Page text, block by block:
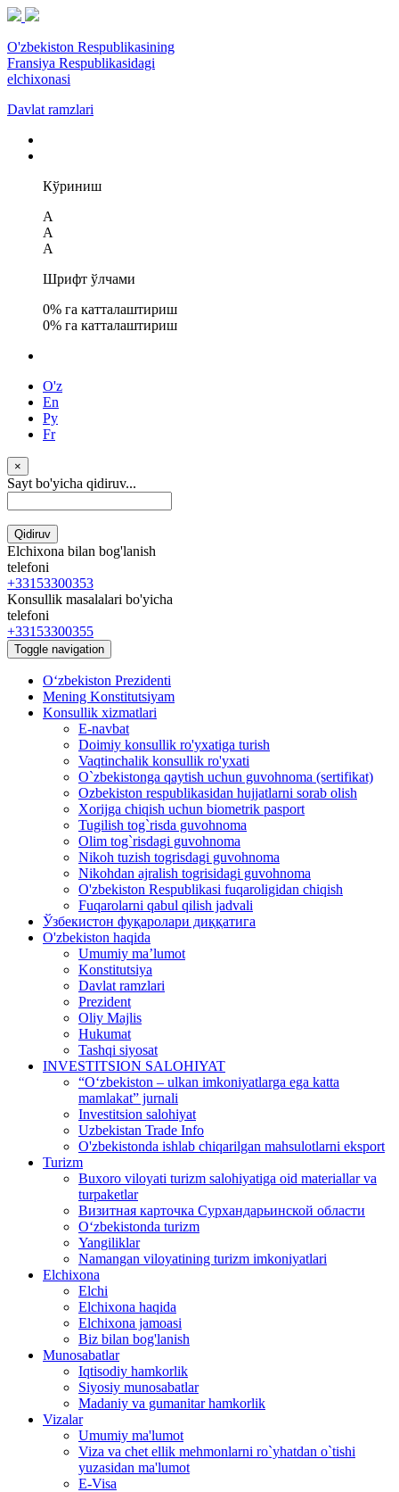
O'zbekiston Respublikasining
Fransiya Respublikasidagi
elchixonasi
Davlat ramzlari
Кўриниш
A
A
A
Шрифт ўлчами
0% га катталаштириш
0% га катталаштириш
O'z
En
Ру
Fr
×
Sayt bo'yicha qidiruv...
Qidiruv
Elchixona bilan bog'lanish
telefoni
+33153300353
Konsullik masalalari bo'yicha
telefoni
+33153300355
Toggle navigation
Oʻzbekiston Prezidenti
Mening Konstitutsiyam
Konsullik xizmatlari
E-navbat
Doimiy konsullik ro'yxatiga turish
Vaqtinchalik konsullik ro'yxati
O`zbekistonga qaytish uchun guvohnoma (sertifikat)
Ozbekiston respublikasidan hujjatlarni sorab olish
Xorijga chiqish uchun biometrik pasport
Tugilish tog`risda guvohnoma
Olim tog`risdagi guvohnoma
Nikoh tuzish togrisdagi guvohnoma
Nikohdan ajralish togrisidagi guvohnoma
O'zbekiston Respublikasi fuqaroligidan chiqish
Fuqarolarni qabul qilish jadvali
Ўзбекистон фуқаролари диққатига
O'zbekiston haqida
Umumiy ma’lumot
Konstitutsiya
Davlat ramzlari
Prezident
Oliy Majlis
Hukumat
Tashqi siyosat
INVESTITSION SALOHIYAT
“Oʻzbekiston – ulkan imkoniyatlarga ega katta
mamlakat” jurnali
Investitsion salohiyat
Uzbekistan Trade Info
O'zbekistonda ishlab chiqarilgan mahsulotlarni eksport
Turizm
Buxoro viloyati turizm salohiyatiga oid materiallar va
turpaketlar
Визитная карточка Сурхандарьинской области
Oʻzbekistonda turizm
Yangiliklar
Namangan viloyatining turizm imkoniyatlari
Elchixona
Elchi
Elchixona haqida
Elchixona jamoasi
Biz bilan bog'lanish
Munosabatlar
Iqtisodiy hamkorlik
Siyosiy munosabatlar
Madaniy va gumanitar hamkorlik
Vizalar
Umumiy ma'lumot
Viza va chet ellik mehmonlarni ro`yhatdan o`tishi
yuzasidan ma'lumot
E-Visa